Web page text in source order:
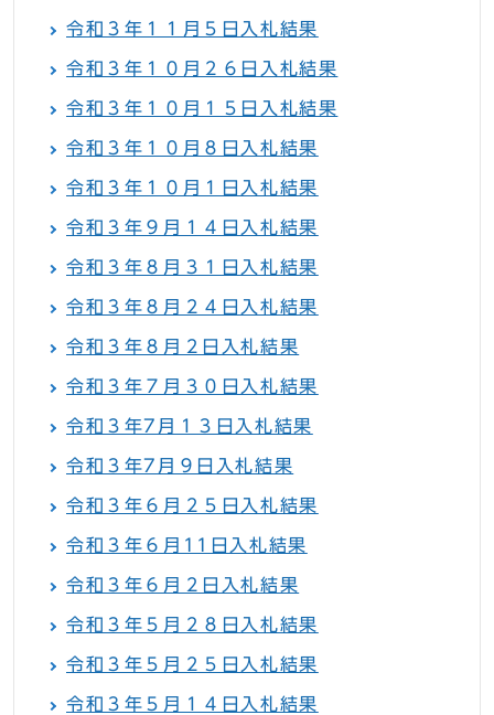
令和３年１１月５日入札結果
令和３年１０月２６日入札結果
令和３年１０月１５日入札結果
令和３年１０月８日入札結果
令和３年１０月１日入札結果
令和３年９月１４日入札結果
令和３年８月３１日入札結果
令和３年８月２４日入札結果
令和３年８月２日入札結果
令和３年７月３０日入札結果
令和３年7月１３日入札結果
令和３年7月９日入札結果
令和３年６月２５日入札結果
令和３年６月11日入札結果
令和３年６月２日入札結果
令和３年５月２８日入札結果
令和３年５月２５日入札結果
令和３年５月１４日入札結果